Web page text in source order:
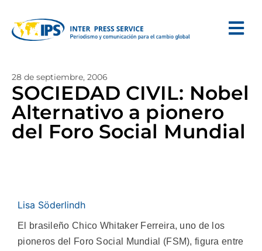
28 de septiembre, 2006
SOCIEDAD CIVIL: Nobel
Alternativo a pionero
del Foro Social Mundial
Lisa Söderlindh
El brasileño Chico Whitaker Ferreira, uno de los
pioneros del Foro Social Mundial (FSM), figura entre